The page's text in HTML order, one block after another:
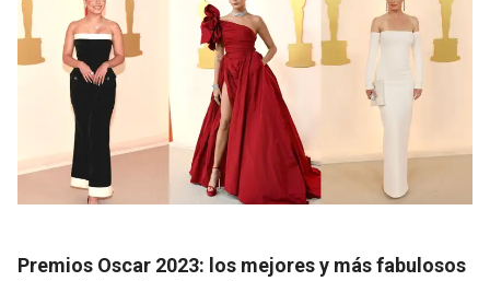
Premios Oscar 2023: los mejores y más fabulosos